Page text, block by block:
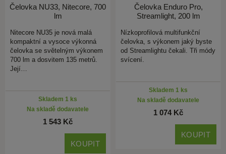
Čelovka NU33, Nitecore, 700
lm
Nitecore NU35 je nová malá
kompaktní a vysoce výkonná
čelovka se světelným výkonem
700 lm a dosvitem 135 metrů.
Její…
Skladem 1 ks
Na skladě dodavatele
1 543 Kč
KOUPIT
Čelovka Enduro Pro,
Streamlight, 200 lm
Nízkoprofilová multifunkční
čelovka, s výkonem jaký byste
od Streamlightu čekali. Tři módy
svícení.
Skladem 1 ks
Na skladě dodavatele
1 074 Kč
KOUPIT